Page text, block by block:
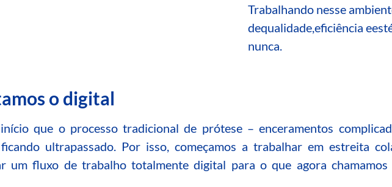
Trabalhando nesse
dequalidade,eficiência e
nunca.
o digital
que o processo tradicional de prótese – enceramentos
ultrapassado. Por isso, começamos a trabalhar em estreita
um fluxo de trabalho totalmente digital para o que agora chamamos